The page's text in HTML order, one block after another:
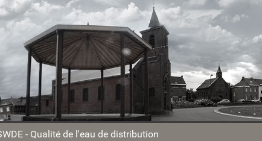
- Qualité de l'eau de distribution